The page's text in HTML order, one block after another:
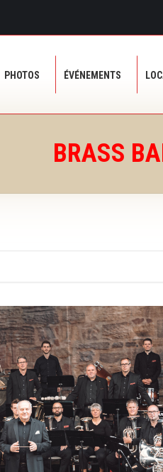
PHOTOS ÉVÉNEMENTS
BRASS